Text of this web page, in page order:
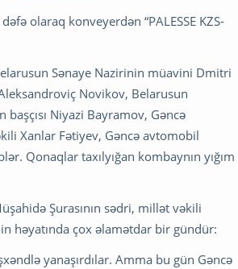
olaraq konveyerdən “PALESSE KZS-
Sənaye Nazirinin müavini Dmitri
Novikov, Belarusun
Niyazi Bayramov, Gəncə
Xanlar Fətiyev, Gəncə avtomobil
Qonaqlar taxılyığan kombaynın yığım
Şurasının sədri, millət vəkili
həyatında çox əlamətdar bir gündür:
yanaşırdılar. Amma bu gün Gəncə